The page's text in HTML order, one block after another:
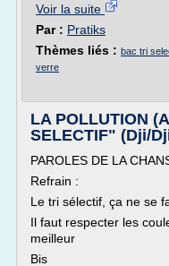
Voir la suite
Par : Pratiks
Thèmes liés : bac tri
verre
LA POLLUTION
SELECTIF" (Dji/
PAROLES DE LA
Refrain :
Le tri sélectif, ça ne se
Il faut respecter les
meilleur
Bis